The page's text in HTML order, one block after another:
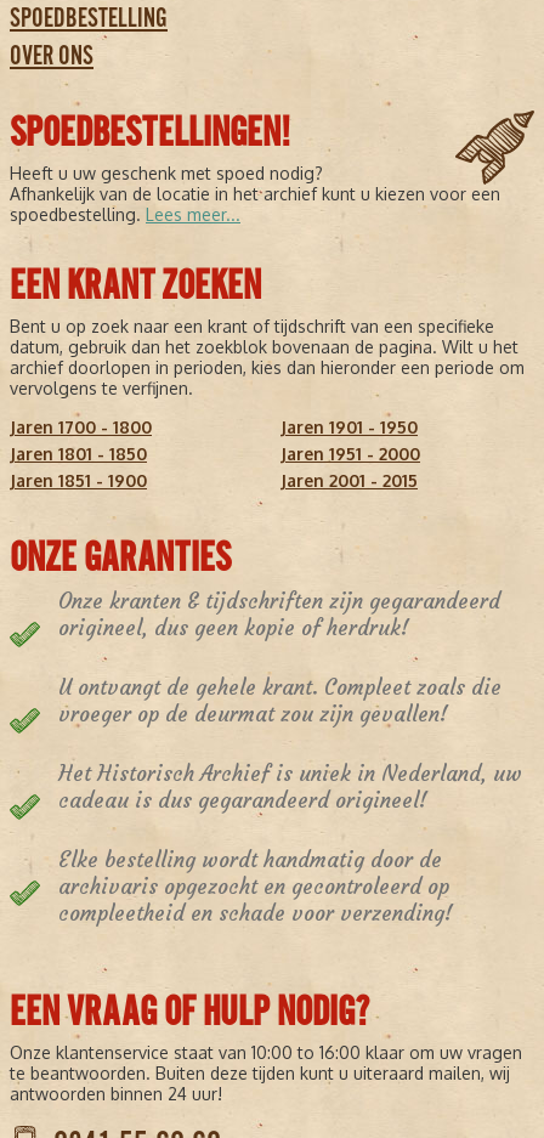
SPOEDBESTELLING
OVER ONS
SPOEDBESTELLINGEN!
Heeft u uw geschenk met spoed nodig?
Afhankelijk van de locatie in het archief kunt u kiezen voor een
spoedbestelling. Lees meer...
EEN KRANT ZOEKEN
Bent u op zoek naar een krant of tijdschrift van een specifieke
datum, gebruik dan het zoekblok bovenaan de pagina. Wilt u het
archief doorlopen in perioden, kies dan hieronder een periode om
vervolgens te verfijnen.
Jaren 1700 - 1800
Jaren 1801 - 1850
Jaren 1851 - 1900
Jaren 1901 - 1950
Jaren 1951 - 2000
Jaren 2001 - 2015
ONZE GARANTIES
Onze kranten & tijdschriften zijn gegarandeerd
origineel, dus geen kopie of herdruk!
U ontvangt de gehele krant. Compleet zoals die
vroeger op de deurmat zou zijn gevallen!
Het Historisch Archief is uniek in Nederland, uw
cadeau is dus gegarandeerd origineel!
Elke bestelling wordt handmatig door de
archivaris opgezocht en gecontroleerd op
compleetheid en schade voor verzending!
EEN VRAAG OF HULP NODIG?
Onze klantenservice staat van 10:00 to 16:00 klaar om uw vragen
te beantwoorden. Buiten deze tijden kunt u uiteraard mailen, wij
antwoorden binnen 24 uur!